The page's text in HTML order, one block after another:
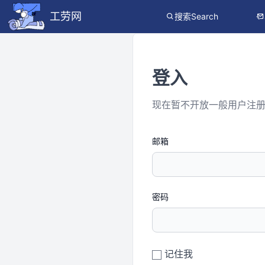
工劳网 搜索Search
登入
现在暂不开放一般用户注册
邮箱
密码
记住我